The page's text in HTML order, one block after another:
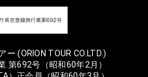
(ORION TOUR CO.LTD.)
第692号（昭和60年2月）